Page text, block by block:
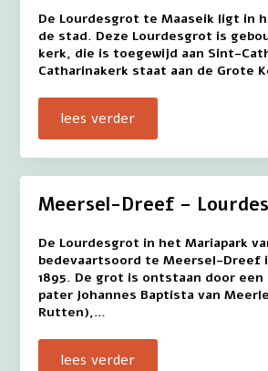
De Lourdesgrot te Maaseik ligt in
de stad. Deze Lourdesgrot is
kerk, die is toegewijd aan Sint-
Catharinakerk staat aan de Grote
lees verder
Meersel-Dreef –
De Lourdesgrot in het Mariapark
bedevaartsoord te Meersel-Dreef
1895. De grot is ontstaan door
pater Johannes Baptista van
Rutten),…
lees verder